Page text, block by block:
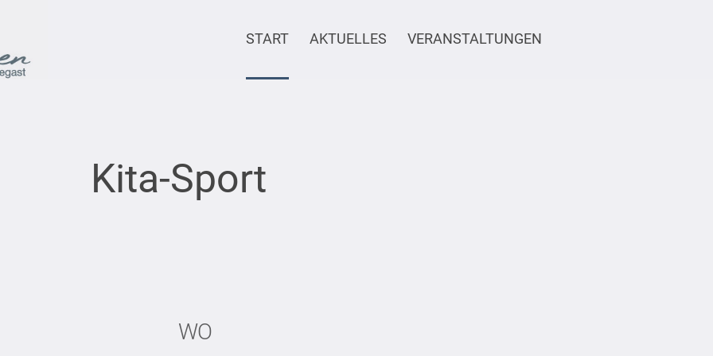
START AKTUELLES VERANSTALTUNGEN
Kita-Sport
WO